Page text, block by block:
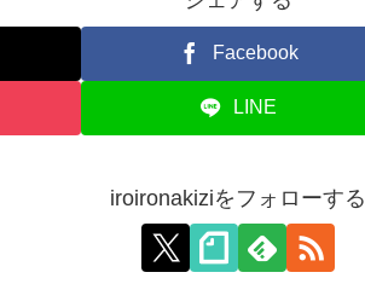
Facebook
LINE
iroironakiziをフォローする